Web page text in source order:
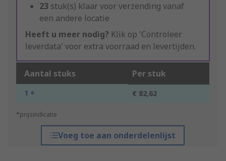
23 stuk(s) klaar voor verzending vanaf
een andere locatie
Heeft u meer nodig? Klik op 'Controleer
leverdata' voor extra voorraad en levertijden.
Aantal stuks Per stuk
1 + € 82,62
*prijsindicatie
Voeg toe aan onderdelenlijst